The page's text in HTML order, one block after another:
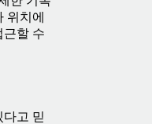
위치에
근할 수
고 믿